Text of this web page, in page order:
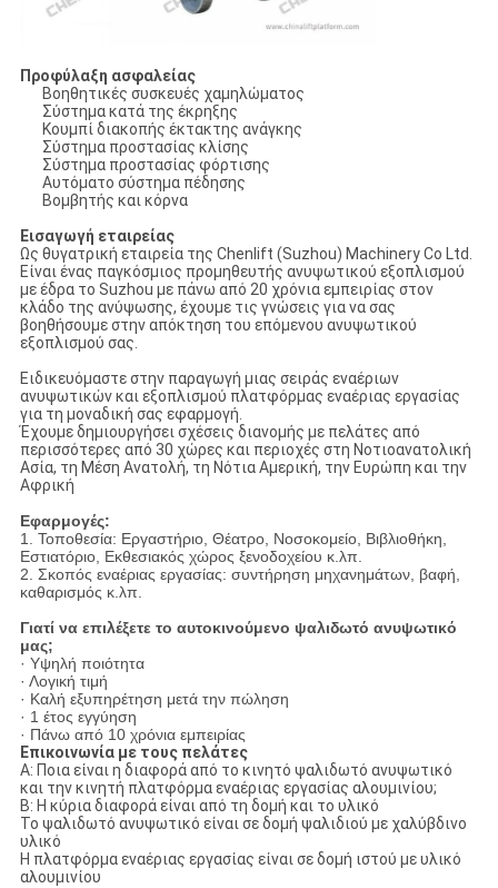
Προφύλαξη ασφαλείας
Βοηθητικές συσκευές χαμηλώματος
Σύστημα κατά της έκρηξης
Κουμπί διακοπής έκτακτης ανάγκης
Σύστημα προστασίας κλίσης
Σύστημα προστασίας φόρτισης
Αυτόματο σύστημα πέδησης
Βομβητής και κόρνα
Εισαγωγή εταιρείας
Ως θυγατρική εταιρεία της Chenlift (Suzhou) Machinery Co Ltd.
Είναι ένας παγκόσμιος προμηθευτής ανυψωτικού εξοπλισμού
με έδρα το Suzhou με πάνω από 20 χρόνια εμπειρίας στον
κλάδο της ανύψωσης, έχουμε τις γνώσεις για να σας
βοηθήσουμε στην απόκτηση του επόμενου ανυψωτικού
εξοπλισμού σας.
Ειδικευόμαστε στην παραγωγή μιας σειράς εναέριων
ανυψωτικών και εξοπλισμού πλατφόρμας εναέριας εργασίας
για τη μοναδική σας εφαρμογή.
Έχουμε δημιουργήσει σχέσεις διανομής με πελάτες από
περισσότερες από 30 χώρες και περιοχές στη Νοτιοανατολική
Ασία, τη Μέση Ανατολή, τη Νότια Αμερική, την Ευρώπη και την
Αφρική
Εφαρμογές:
1. Τοποθεσία: Εργαστήριο, Θέατρο, Νοσοκομείο, Βιβλιοθήκη,
Εστιατόριο, Εκθεσιακός χώρος ξενοδοχείου κ.λπ.
2. Σκοπός εναέριας εργασίας: συντήρηση μηχανημάτων, βαφή,
καθαρισμός κ.λπ.
Γιατί να επιλέξετε το αυτοκινούμενο ψαλιδωτό ανυψωτικό
μας;
· Υψηλή ποιότητα
· Λογική τιμή
· Καλή εξυπηρέτηση μετά την πώληση
· 1 έτος εγγύηση
· Πάνω από 10 χρόνια εμπειρίας
Επικοινωνία με τους πελάτες
Α: Ποια είναι η διαφορά από το κινητό ψαλιδωτό ανυψωτικό
και την κινητή πλατφόρμα εναέριας εργασίας αλουμινίου;
Β: Η κύρια διαφορά είναι από τη δομή και το υλικό
Το ψαλιδωτό ανυψωτικό είναι σε δομή ψαλιδιού με χαλύβδινο
υλικό
Η πλατφόρμα εναέριας εργασίας είναι σε δομή ιστού με υλικό
αλουμινίου